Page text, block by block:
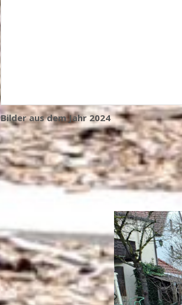
Bilder aus dem Jahr 2024